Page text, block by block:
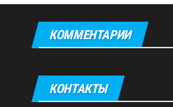
КОММЕНТАРИИ
КОНТАКТЫ